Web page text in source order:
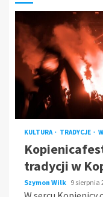
KULTURA TRADYCJE
tradycji w
Szymon Wilk 9 sierpnia